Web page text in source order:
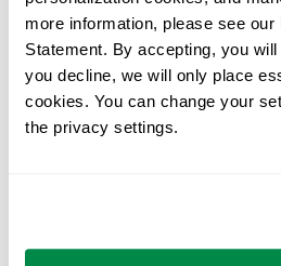
more information, please see our
Statement. By accepting, you
you decline, we will only place
cookies. You can change your
the privacy settings.
多くの Excel ユーザーが Excel に
ツール。
Excel の作業をもっと
に。